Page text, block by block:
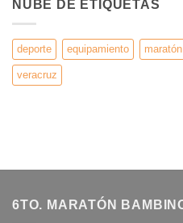
NUBE DE ETIQUETAS
deporte equipamiento maratón
veracruz
6TO. MARATÓN